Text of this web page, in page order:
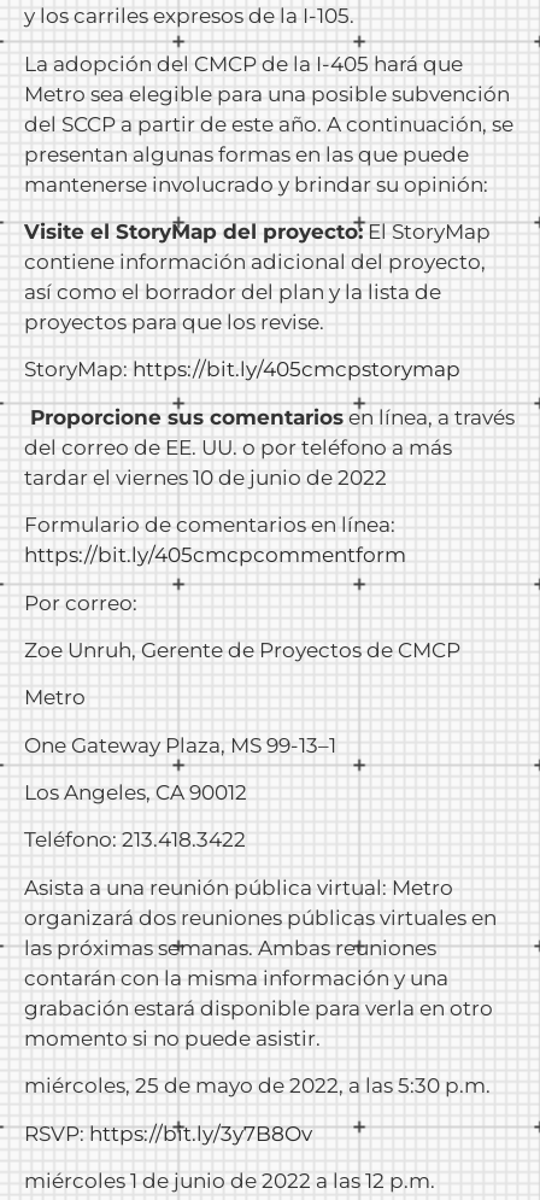
y los carriles expresos de la I-105.
La adopción del CMCP de la I-405 hará que
Metro sea elegible para una posible subvención
del SCCP a partir de este año. A continuación, se
presentan algunas formas en las que puede
mantenerse involucrado y brindar su opinión:
Visite el StoryMap del proyecto:El StoryMap
contiene información adicional del proyecto,
así como el borrador del plan y la lista de
proyectos para que los revise.
StoryMap: https://bit.ly/405cmcpstorymap
Proporcione sus comentarios en línea, a través
del correo de EE. UU. o por teléfono a más
tardar el viernes 10 de junio de 2022
Formulario de comentarios en línea:
https://bit.ly/405cmcpcommentform
Por correo:
Zoe Unruh, Gerente de Proyectos de CMCP
Metro
One Gateway Plaza, MS 99-13–1
Los Angeles, CA 90012
Teléfono: 213.418.3422
Asista a una reunión pública virtual: Metro
organizará dos reuniones públicas virtuales en
las próximas semanas. Ambas reuniones
contarán con la misma información y una
grabación estará disponible para verla en otro
momento si no puede asistir.
miércoles, 25 de mayo de 2022, a las 5:30 p.m.
RSVP:https://bit.ly/3y7B8Ov
miércoles 1 de junio de 2022 a las 12 p.m.